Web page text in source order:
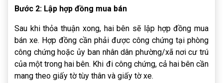
Bước 2: Lập hợp đồng mua bán
Sau khi thỏa thuận xong, hai bên sẽ lập hợp đồng mua
bán xe. Hợp đồng cần phải được công chứng tại phòng
công chứng hoặc ủy ban nhân dân phường/xã nơi cư trú
của một trong hai bên. Khi đi công chứng, cả hai bên cần
mang theo giấy tờ tùy thân và giấy tờ xe.